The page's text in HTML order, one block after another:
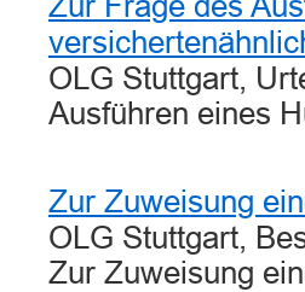
OLG Stuttgart,
Ausführen eines
Zur Zuweisung
OLG Stuttgart,
Zur Zuweisung